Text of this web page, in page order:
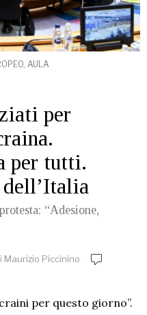
AULA
per
per tutti.
“Adesione,
Maurizio Piccinino
per questo giorno”.